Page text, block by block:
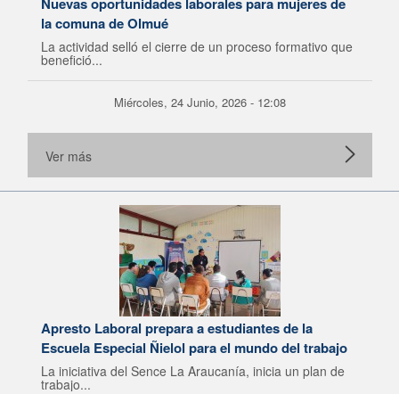
la comuna de Olmué
La actividad selló el cierre de un proceso formativo que
benefició...
Miércoles, 24 Junio, 2026 - 12:08
Ver más
Apresto Laboral prepara a estudiantes de la
Escuela Especial Ñielol para el mundo del trabajo
La iniciativa del Sence La Araucanía, inicia un plan de
trabajo...